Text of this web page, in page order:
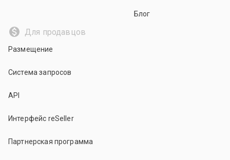
Блог
Для продавцов
Размещение
Система запросов
API
Интерфейс reSeller
Партнерская программа